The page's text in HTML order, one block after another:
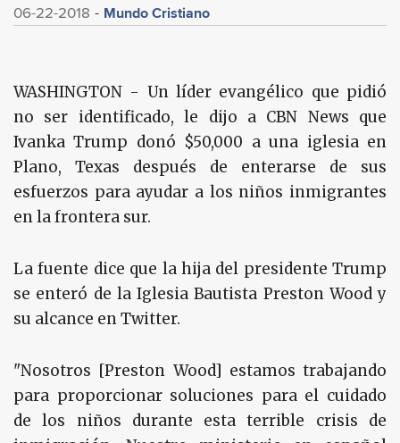
06-22-2018 Mundo Cristiano
WASHINGTON - Un líder evangélico que pidió
no ser identificado, le dijo a CBN News que
Ivanka Trump donó $50,000 a una iglesia en
Plano, Texas después de enterarse de sus
esfuerzos para ayudar a los niños inmigrantes
en la frontera sur.
La fuente dice que la hija del presidente Trump
se enteró de la Iglesia Bautista Preston Wood y
su alcance en Twitter.
"Nosotros [Preston Wood] estamos trabajando
para proporcionar soluciones para el cuidado
de los niños durante esta terrible crisis de